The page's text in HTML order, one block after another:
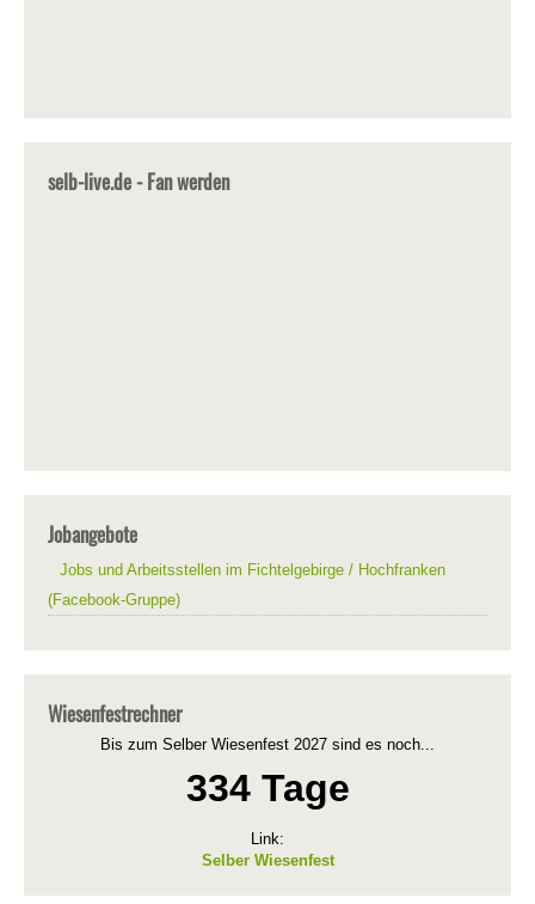
selb-live.de - Fan werden
Jobangebote
Jobs und Arbeitsstellen im Fichtelgebirge / Hochfranken
(Facebook-Gruppe)
Wiesenfestrechner
Bis zum Selber Wiesenfest 2027 sind es noch...
334 Tage
Link:
Selber Wiesenfest